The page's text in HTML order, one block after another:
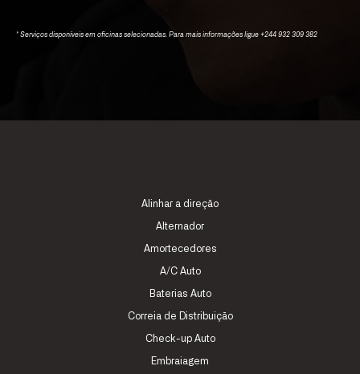
* Serviços disponíveis em oficinas selecionadas. Para mais informações ligue +244 932 309 382
Alinhar a direção
Alternador
Amortecedores
A/C Auto
Baterias Auto
Correia de Distribuição
Check-up Auto
Embraiagem